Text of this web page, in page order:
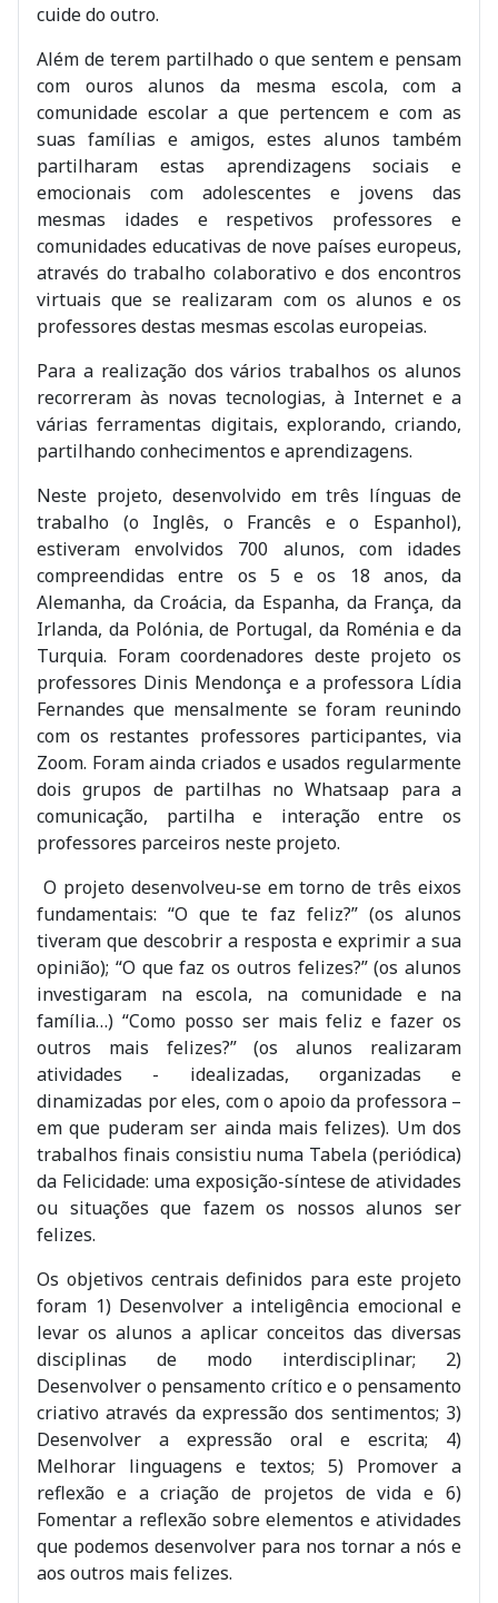
cuide do outro.
Além de terem partilhado o que sentem e pensam
com ouros alunos da mesma escola, com a
comunidade escolar a que pertencem e com as
suas famílias e amigos, estes alunos também
partilharam estas aprendizagens sociais e
emocionais com adolescentes e jovens das
mesmas idades e respetivos professores e
comunidades educativas de nove países europeus,
através do trabalho colaborativo e dos encontros
virtuais que se realizaram com os alunos e os
professores destas mesmas escolas europeias.
Para a realização dos vários trabalhos os alunos
recorreram às novas tecnologias, à Internet e a
várias ferramentas digitais, explorando, criando,
partilhando conhecimentos e aprendizagens.
Neste projeto, desenvolvido em três línguas de
trabalho (o Inglês, o Francês e o Espanhol),
estiveram envolvidos 700 alunos, com idades
compreendidas entre os 5 e os 18 anos, da
Alemanha, da Croácia, da Espanha, da França, da
Irlanda, da Polónia, de Portugal, da Roménia e da
Turquia. Foram coordenadores deste projeto os
professores Dinis Mendonça e a professora Lídia
Fernandes que mensalmente se foram reunindo
com os restantes professores participantes, via
Zoom. Foram ainda criados e usados regularmente
dois grupos de partilhas no Whatsaap para a
comunicação, partilha e interação entre os
professores parceiros neste projeto.
O projeto desenvolveu-se em torno de três eixos
fundamentais: “O que te faz feliz?” (os alunos
tiveram que descobrir a resposta e exprimir a sua
opinião); “O que faz os outros felizes?” (os alunos
investigaram na escola, na comunidade e na
família…) “Como posso ser mais feliz e fazer os
outros mais felizes?” (os alunos realizaram
atividades - idealizadas, organizadas e
dinamizadas por eles, com o apoio da professora –
em que puderam ser ainda mais felizes). Um dos
trabalhos finais consistiu numa Tabela (periódica)
da Felicidade: uma exposição-síntese de atividades
ou situações que fazem os nossos alunos ser
felizes.
Os objetivos centrais definidos para este projeto
foram 1) Desenvolver a inteligência emocional e
levar os alunos a aplicar conceitos das diversas
disciplinas de modo interdisciplinar; 2)
Desenvolver o pensamento crítico e o pensamento
criativo através da expressão dos sentimentos; 3)
Desenvolver a expressão oral e escrita; 4)
Melhorar linguagens e textos; 5) Promover a
reflexão e a criação de projetos de vida e 6)
Fomentar a reflexão sobre elementos e atividades
que podemos desenvolver para nos tornar a nós e
aos outros mais felizes.